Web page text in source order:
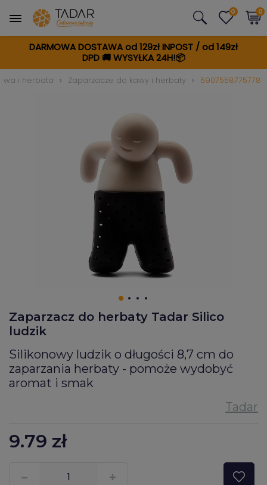
DARMOWA DOSTAWA od 129zł INPOST / od 149zł
DPD🚚WYSYŁKA 24H!📦
0 0
i herbata Zaparzacze do kawy i herbaty 5907558775778
Zaparzacz do herbaty Tadar Silico
ludzik
Silikonowy ludzik o długości 8,7 cm do
zaparzania herbaty - pomoże wydobyć
aromat i smak
9.79 zł